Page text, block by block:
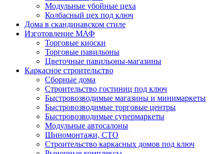
Модульные убойные цеха
Колбасный цех под ключ
Дома в скандинавском стиле
Изготовление МАФ
Торговые киоски
Торговые павильоны
Цветочные павильоны-магазины
Каркасное строительство
Сборные дома
Строительство гостиниц под ключ
Быстровозводимые магазины и минимаркеты
Быстровозводимые торговые центры
Быстровозводимые супермаркеты
Модульные автосалоны
Шиномонтажи, СТО
Строительство каркасных домов под ключ